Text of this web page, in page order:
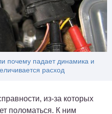
почему падает динамика и
расход
из-за которых
поломаться. К ним